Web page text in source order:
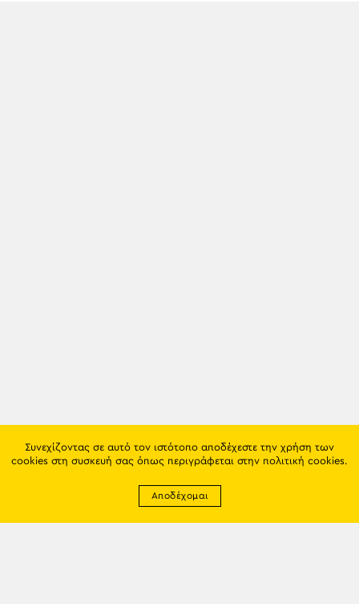
Συνεχίζοντας σε αυτό τον ιστότοπο αποδέχεστε την χρήση των
cookies στη συσκευή σας όπως περιγράφεται στην πολιτική cookies.
Αποδέχομαι